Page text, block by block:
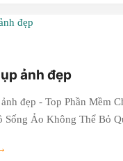
ảnh đẹp
đẹp - Top Phần Mềm
Sống Ảo Không Thể Bỏ